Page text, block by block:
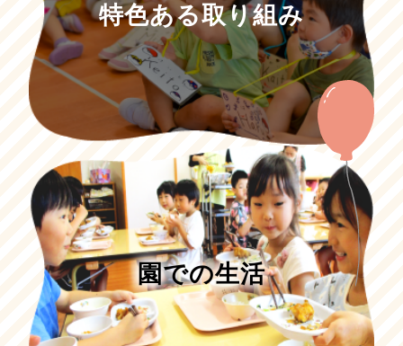
特色ある取り組み
園での生活